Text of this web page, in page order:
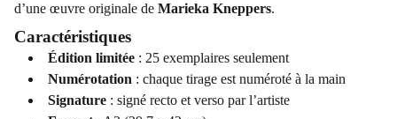
d’une œuvre originale de Marieka Kneppers.
Caractéristiques
Édition limitée : 25 exemplaires seulement
Numérotation : chaque tirage est numéroté à la main
Signature : signé recto et verso par l’artiste